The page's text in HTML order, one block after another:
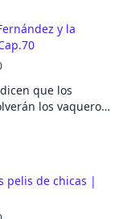
y la
que los
los vaqueros
pelis de chicas |